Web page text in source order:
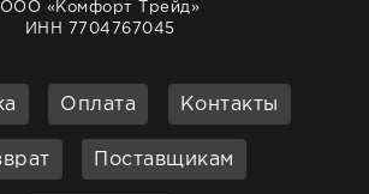
ООО «Комфорт Трейд»
ИНН 7704767045
Оплата Контакты
Поставщикам